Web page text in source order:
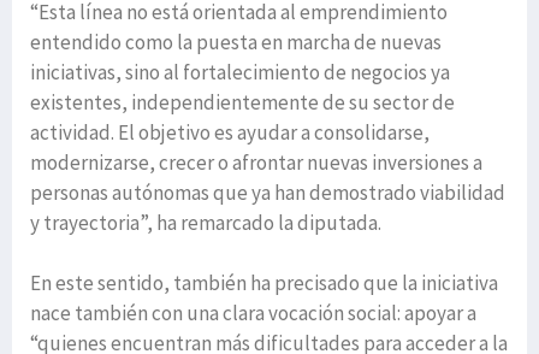
“Esta línea no está orientada al emprendimiento
entendido como la puesta en marcha de nuevas
iniciativas, sino al fortalecimiento de negocios ya
existentes, independientemente de su sector de
actividad. El objetivo es ayudar a consolidarse,
modernizarse, crecer o afrontar nuevas inversiones a
personas autónomas que ya han demostrado viabilidad
y trayectoria”, ha remarcado la diputada.
En este sentido, también ha precisado que la iniciativa
nace también con una clara vocación social: apoyar a
“quienes encuentran más dificultades para acceder a la